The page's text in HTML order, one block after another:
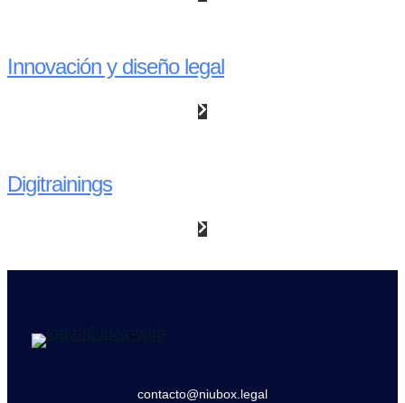
Innovación y diseño legal
Digitrainings
contacto@niubox.legal